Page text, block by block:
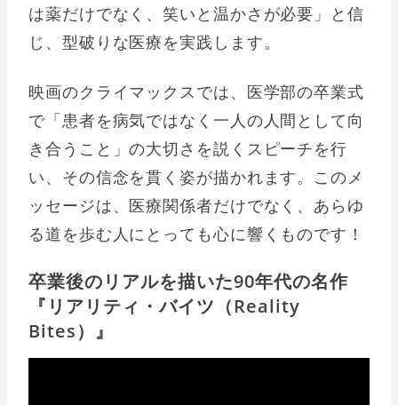
は薬だけでなく、笑いと温かさが必要」と信
じ、型破りな医療を実践します。
映画のクライマックスでは、医学部の卒業式
で「患者を病気ではなく一人の人間として向
き合うこと」の大切さを説くスピーチを行
い、その信念を貫く姿が描かれます。このメ
ッセージは、医療関係者だけでなく、あらゆ
る道を歩む人にとっても心に響くものです！
卒業後のリアルを描いた90年代の名作
『リアリティ・バイツ（Reality
Bites）』